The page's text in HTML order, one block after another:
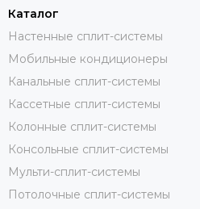
Каталог
Настенные сплит-системы
Мобильные кондиционеры
Канальные сплит-системы
Кассетные сплит-системы
Колонные сплит-системы
Консольные сплит-системы
Мульти-сплит-системы
Потолочные сплит-системы